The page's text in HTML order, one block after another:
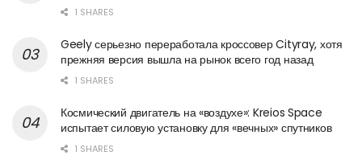
1 SHARES
Geely серьезно переработала кроссовер Cityray, хотя
прежняя версия вышла на рынок всего год назад
1 SHARES
Космический двигатель на «воздухе»: Kreios Space
испытает силовую установку для «вечных» спутников
1 SHARES